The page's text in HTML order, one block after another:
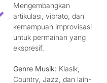
Mengembangkan
artikulasi, vibrato, dan
kemampuan improvisasi
untuk permainan yang
ekspresif.
Genre Musik: Klasik,
Country, Jazz, dan lain-